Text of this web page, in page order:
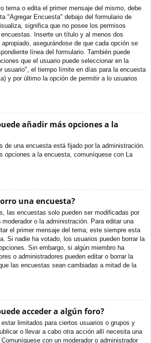
tema o edita el primer mensaje del mismo, debe
"Agregar Encuesta" debajo del formulario de
significa que no posee los permisos
Inserte un título y al menos dos
asegurándose de que cada opción se
línea del formulario. También puede
que el usuario puede seleccionar en la
usuario", el tiempo límite en días para la encuesta
y por último la opción de permitir a lo usuarios
añadir más opciones a la
de una encuesta está fijado por la administración.
opciones a la encuesta, comuníquese con La
una encuesta?
las encuestas solo pueden ser modificadas por
o la administración. Para editar una
el primer mensaje del tema; este siempre esta
Si nadie ha votado, los usuarios pueden borrar la
Sin embargo, si algún miembro ha
o administradores pueden editar o borrar la
las encuestas sean cambiadas a mitad de la
acceder a algún foro?
limitados para ciertos usuarios o grupos y
o llevar a cabo otra acción allí necesita una
con un moderador o administrador